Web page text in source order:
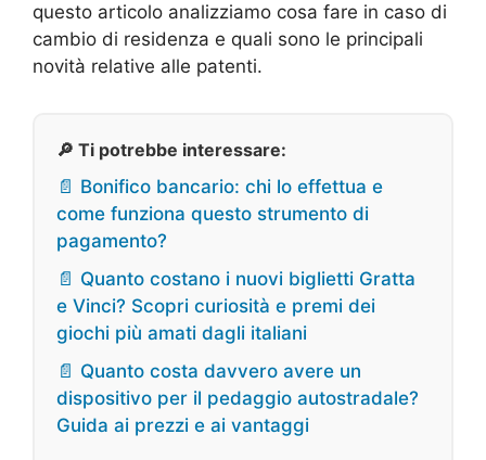
questo articolo analizziamo cosa fare in caso di
cambio di residenza e quali sono le principali
novità relative alle patenti.
🔎 Ti potrebbe interessare:
📄 Bonifico bancario: chi lo effettua e
come funziona questo strumento di
pagamento?
📄 Quanto costano i nuovi biglietti Gratta
e Vinci? Scopri curiosità e premi dei
giochi più amati dagli italiani
📄 Quanto costa davvero avere un
dispositivo per il pedaggio autostradale?
Guida ai prezzi e ai vantaggi